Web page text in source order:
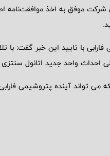
موفق به اخذ موافقت‌نامه
با تایید این خبر گفت: با
احداث واحد جدید اتانول
می تواند آینده پتروشیمی